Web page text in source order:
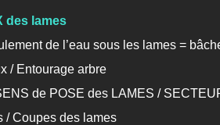
des lames
de l’eau sous les lames =
/ Entourage arbre
de POSE des LAMES /
/ Coupes des lames